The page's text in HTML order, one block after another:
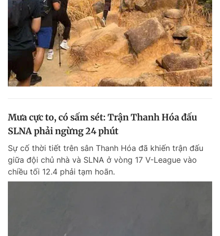
Mưa cực to, có sấm sét: Trận Thanh Hóa đấu
SLNA phải ngừng 24 phút
Sự cố thời tiết trên sân Thanh Hóa đã khiến trận đấu
giữa đội chủ nhà và SLNA ở vòng 17 V-League vào
chiều tối 12.4 phải tạm hoãn.